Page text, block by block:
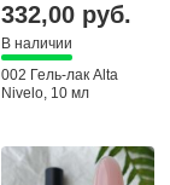
332,00 руб.
В наличии
002 Гель-лак Alta
Nivelo, 10 мл